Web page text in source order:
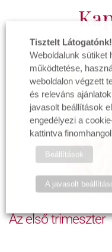
Az első trimeszter
Tisztelt Látogatónk!
Weboldalunk sütiket
működtetése,
weboldalon végzett
és releváns
javasolt beállítások
engedélyezi a
kattintva
Beállítások
A javasolt